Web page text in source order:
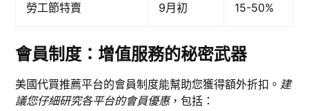
勞工節特賣 9月初 15-50%
會員制度：增值服務的秘密武器
美國代買推薦平台的會員制度能幫助您獲得額外折扣。 建
議您仔細研究各平台的會員優惠，包括：